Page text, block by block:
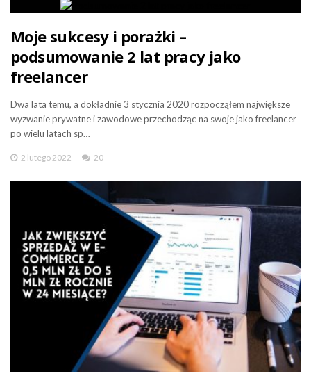
Moje sukcesy i porażki –
podsumowanie 2 lat pracy jako
freelancer
Dwa lata temu, a dokładnie 3 stycznia 2020 rozpocząłem największe
wyzwanie prywatne i zawodowe przechodząc na swoje jako freelancer
po wielu latach sp…
2 lutego 2022 20